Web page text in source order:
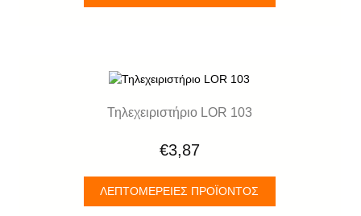
Τηλεχειριστήριο LOR 103
€3,87
ΛΕΠΤΟΜΈΡΕΙΕΣ ΠΡΟΪΌΝΤΟΣ